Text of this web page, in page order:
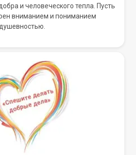
и человеческого тепла. Пусть
вниманием и пониманием